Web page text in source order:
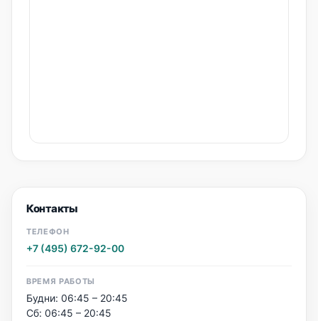
Контакты
ТЕЛЕФОН
+7 (495) 672-92-00
ВРЕМЯ РАБОТЫ
Будни: 06:45 – 20:45
Сб: 06:45 – 20:45